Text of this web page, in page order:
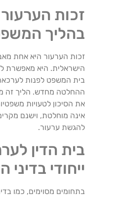
זכות
בהליך
זכות הערעור היא אחת
הישראלית. היא מאפשרת
בית המשפט לפנות
ההחלטה מחדש. הליך זה
את הסיכון לטעויות
אינה מוחלטת, וישנם
להגשת ערעור.
בית הדין
ייחודי בדיני
בתחומים מסוימים, כמו